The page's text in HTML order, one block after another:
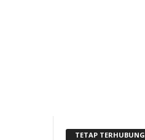
TETAP TERHUBUNG